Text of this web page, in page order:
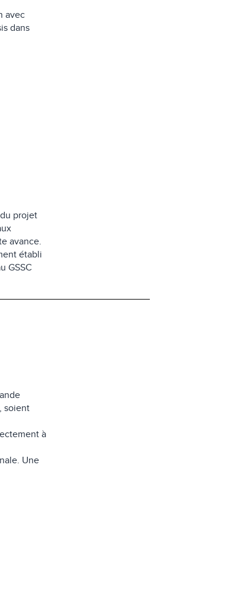
avec
dans
projet
avance.
établi
GSSC
soient
à
Une